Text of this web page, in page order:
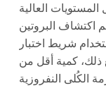
العالية
اكتشاف البروتين
شريط اختبار
ذلك، كمية أقل من